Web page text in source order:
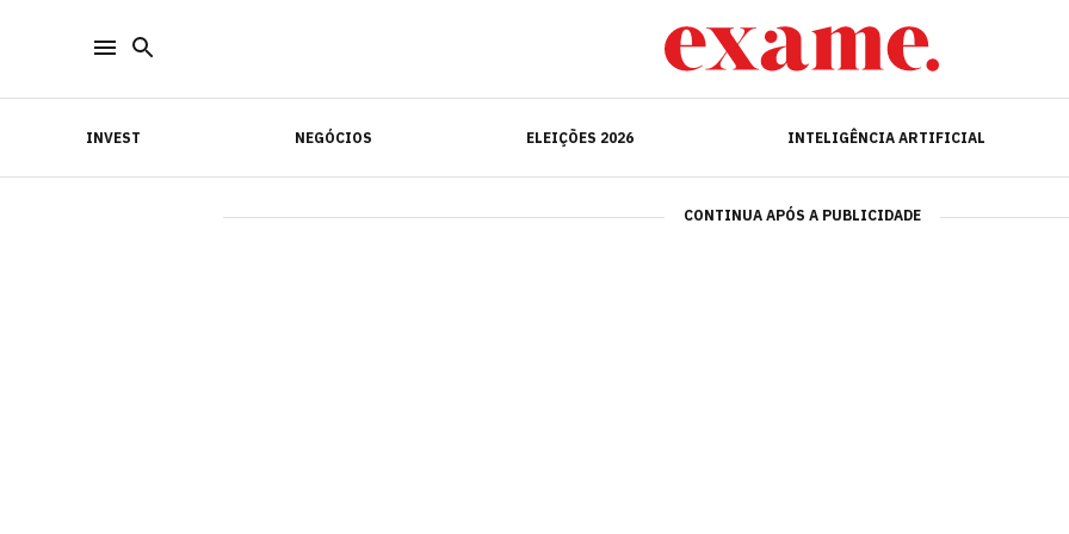
INVEST NEGÓCIOS ELEIÇÕES 2026 INTELIGÊNCIA ARTIFICIAL
INVEST INTELIGÊNCIA ARTIFICIAL
CONTINUA APÓS A PUBLICIDADE